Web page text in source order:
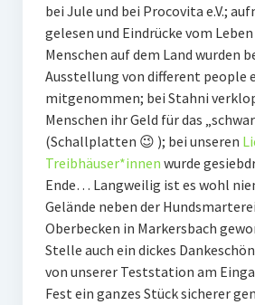
bei Jule und bei Procovita e.V.;
gelesen und Eindrücke vom
Menschen auf dem Land wurden
Ausstellung von different people
mitgenommen; bei Stahni
Menschen ihr Geld für das
(Schallplatten 😉 ); bei unseren
Treibhäuser*innen wurde
Ende… Langweilig ist es wohl
Gelände neben der
Oberbecken in Markersbach
Stelle auch ein dickes
von unserer Teststation am
Fest ein ganzes Stück sicherer